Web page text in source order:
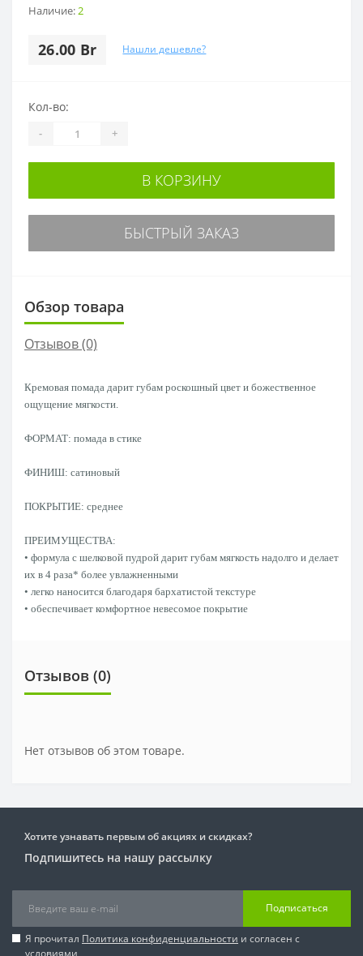
Наличие:2
26.00 Br Нашли дешевле?
Кол-во:
- +
В КОРЗИНУ
БЫСТРЫЙ ЗАКАЗ
Обзор товара
Отзывов (0)
Кремовая помада дарит губам роскошный цвет и божественное
ощущение мягкости.
ФОРМАТ: помада в стике
ФИНИШ: сатиновый
ПОКРЫТИЕ: среднее
ПРЕИМУЩЕСТВА:
• формула с шелковой пудрой дарит губам мягкость надолго и делает
их в 4 раза* более увлажненными
• легко наносится благодаря бархатистой текстуре
• обеспечивает комфортное невесомое покрытие
Отзывов (0)
Нет отзывов об этом товаре.
Хотите узнавать первым об акциях и скидках?
Подпишитесь на нашу рассылку
Подписаться
Я прочитал Политика конфиденциальности и согласен с
условиями